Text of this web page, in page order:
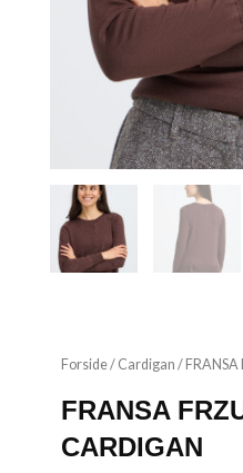
Forside/ Cardigan / FRANSA
FRANSA
CARDIGAN